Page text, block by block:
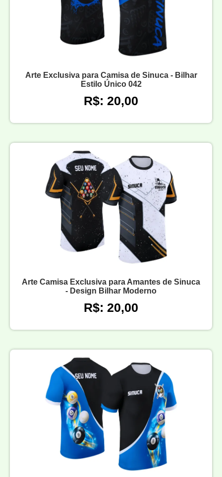
Arte Exclusiva para Camisa de Sinuca - Bilhar
Estilo Único 042
R$: 20,00
Arte Camisa Exclusiva para Amantes de Sinuca
- Design Bilhar Moderno
R$: 20,00